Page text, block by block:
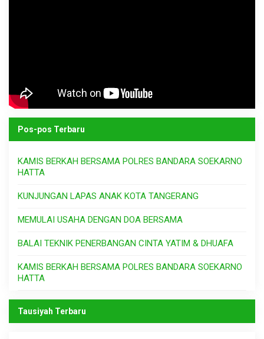
Pos-pos Terbaru
KAMIS BERKAH BERSAMA POLRES BANDARA SOEKARNO
HATTA
KUNJUNGAN LAPAS ANAK KOTA TANGERANG
MEMULAI USAHA DENGAN DOA BERSAMA
BALAI TEKNIK PENERBANGAN CINTA YATIM & DHUAFA
KAMIS BERKAH BERSAMA POLRES BANDARA SOEKARNO
HATTA
Tausiyah Terbaru